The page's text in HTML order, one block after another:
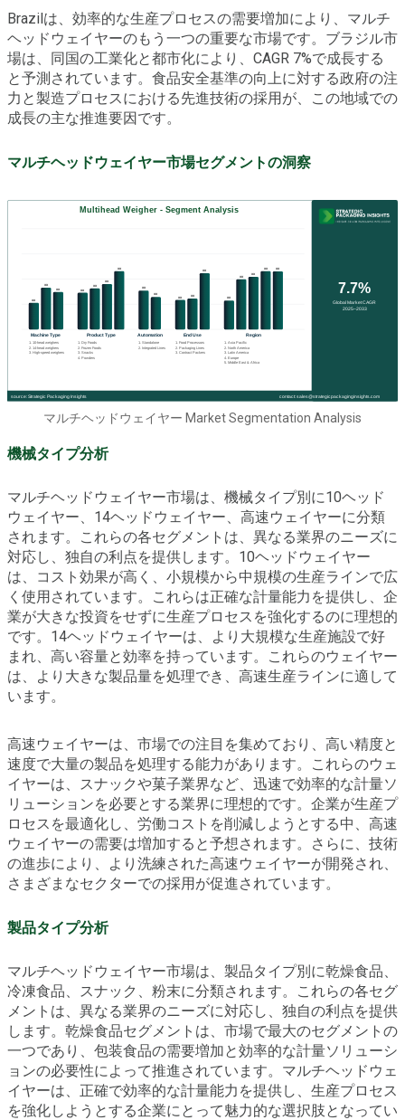
Brazilは、効率的な生産プロセスの需要増加により、マルチ
ヘッドウェイヤーのもう一つの重要な市場です。ブラジル市
場は、同国の工業化と都市化により、CAGR 7%で成長する
と予測されています。食品安全基準の向上に対する政府の注
力と製造プロセスにおける先進技術の採用が、この地域での
成長の主な推進要因です。
マルチヘッドウェイヤー市場セグメントの洞察
マルチヘッドウェイヤー Market Segmentation Analysis
機械タイプ分析
マルチヘッドウェイヤー市場は、機械タイプ別に10ヘッド
ウェイヤー、14ヘッドウェイヤー、高速ウェイヤーに分類
されます。これらの各セグメントは、異なる業界のニーズに
対応し、独自の利点を提供します。10ヘッドウェイヤー
は、コスト効果が高く、小規模から中規模の生産ラインで広
く使用されています。これらは正確な計量能力を提供し、企
業が大きな投資をせずに生産プロセスを強化するのに理想的
です。14ヘッドウェイヤーは、より大規模な生産施設で好
まれ、高い容量と効率を持っています。これらのウェイヤー
は、より大きな製品量を処理でき、高速生産ラインに適して
います。
高速ウェイヤーは、市場での注目を集めており、高い精度と
速度で大量の製品を処理する能力があります。これらのウェ
イヤーは、スナックや菓子業界など、迅速で効率的な計量ソ
リューションを必要とする業界に理想的です。企業が生産プ
ロセスを最適化し、労働コストを削減しようとする中、高速
ウェイヤーの需要は増加すると予想されます。さらに、技術
の進歩により、より洗練された高速ウェイヤーが開発され、
さまざまなセクターでの採用が促進されています。
製品タイプ分析
マルチヘッドウェイヤー市場は、製品タイプ別に乾燥食品、
冷凍食品、スナック、粉末に分類されます。これらの各セグ
メントは、異なる業界のニーズに対応し、独自の利点を提供
します。乾燥食品セグメントは、市場で最大のセグメントの
一つであり、包装食品の需要増加と効率的な計量ソリューシ
ョンの必要性によって推進されています。マルチヘッドウェ
イヤーは、正確で効率的な計量能力を提供し、生産プロセス
を強化しようとする企業にとって魅力的な選択肢となってい